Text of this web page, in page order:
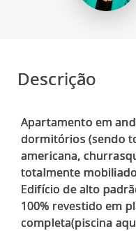
Descrição
Apartamento em
dormitórios (sendo
americana,
totalmente
Edifício de alto
100% revestido em
completa(piscina